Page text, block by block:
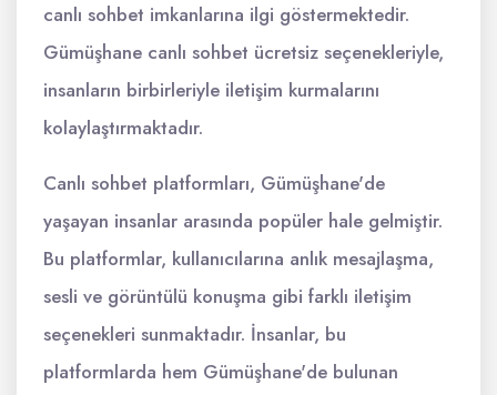
canlı sohbet imkanlarına ilgi göstermektedir.
Gümüşhane canlı sohbet ücretsiz seçenekleriyle,
insanların birbirleriyle iletişim kurmalarını
kolaylaştırmaktadır.
Canlı sohbet platformları, Gümüşhane'de
yaşayan insanlar arasında popüler hale gelmiştir.
Bu platformlar, kullanıcılarına anlık mesajlaşma,
sesli ve görüntülü konuşma gibi farklı iletişim
seçenekleri sunmaktadır. İnsanlar, bu
platformlarda hem Gümüşhane'de bulunan